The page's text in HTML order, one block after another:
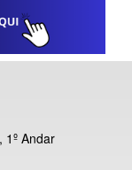
1º Andar